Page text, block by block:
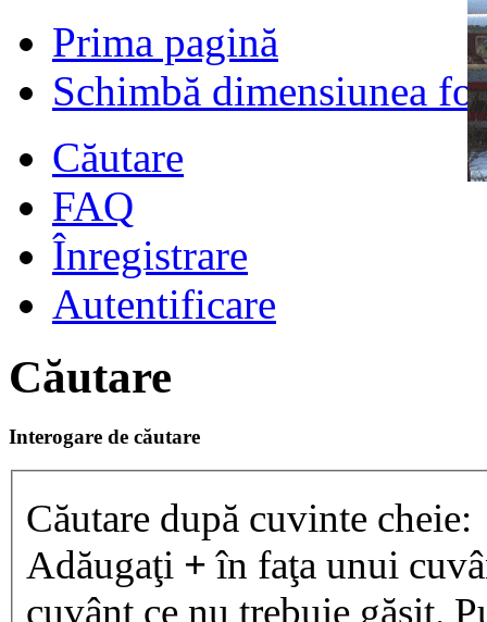
Prima pagină
Schimbă dimensiunea
Căutare
FAQ
Înregistrare
Autentificare
Căutare
Interogare de căutare
Căutare după cuvinte cheie:
Adăugaţi + în faţa unui
cuvânt ce nu trebuie găsit.